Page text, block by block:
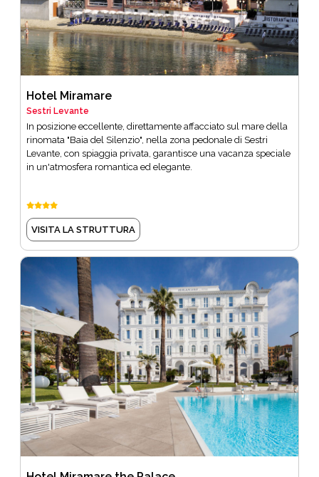
Hotel Miramare
Sestri Levante
In posizione eccellente, direttamente affacciato sul mare della
rinomata "Baia del Silenzio", nella zona pedonale di Sestri
Levante, con spiaggia privata, garantisce una vacanza speciale
in un'atmosfera romantica ed elegante.
VISITA LA STRUTTURA